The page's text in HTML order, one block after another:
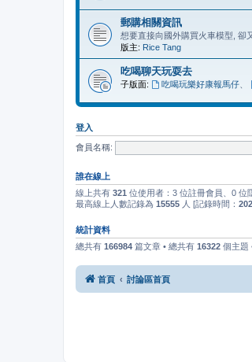
郵購相關資訊
想要直接向國外購買火車模型, 卻
版主: Rice Tang
吃喝聊天玩耍去
子版面: 吃喝玩樂好康報馬仔、
登入
會員名稱:
誰在線上
線上共有 321 位使用者：3 位註冊會員、0 位
最高線上人數記錄為 15555 人 [記錄時間：
統計資料
總共有 166984 篇文章 • 總共有 16322 個主題
首頁 討論區首頁